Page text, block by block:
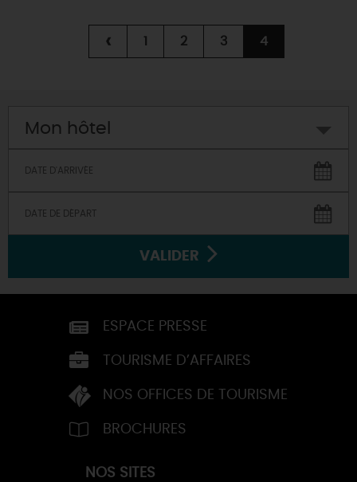
‹ 1 2 3 4
Mon hôtel
VALIDER
ESPACE PRESSE
TOURISME D’AFFAIRES
NOS OFFICES DE TOURISME
BROCHURES
NOS SITES